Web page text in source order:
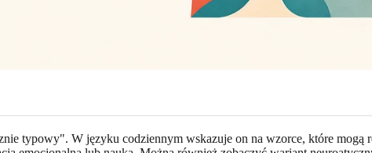
typowy". W języku codziennym wskazuje on na wzorce, które